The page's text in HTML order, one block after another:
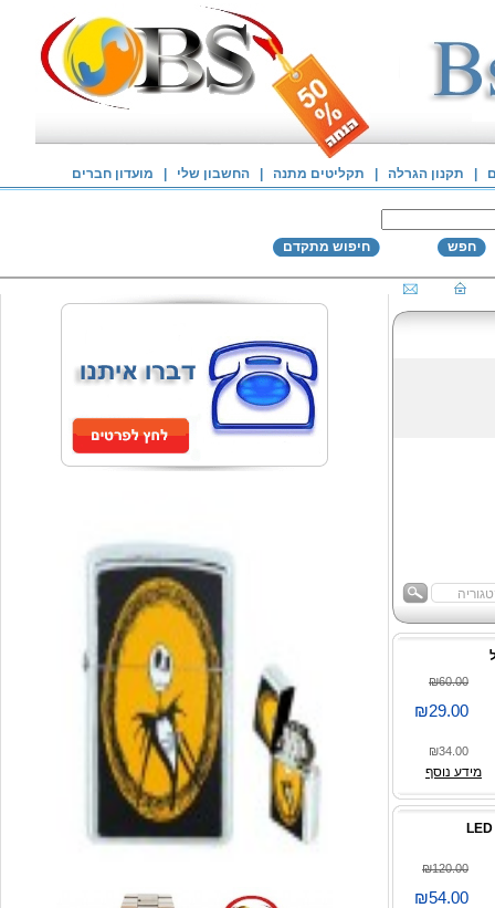
תקנון הגרלה תקליטים מתנה החשבון שלי מועדון חברים
חפש חיפוש מתקדם
₪60.00
₪29.00
₪34.00
מידע נוסף
₪120.00
₪54.00